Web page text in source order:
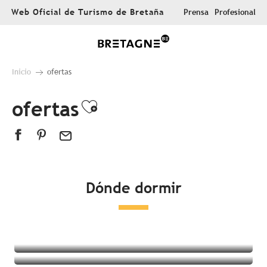
AllerWeb Oficial de Turismo de Bretaña Prensa Profesional
Inicio ofertas
ofertasAjouter aux favoris
Dónde dormir
Hoteles
Habitaciones en casas de huéspedes
Complejo turístico